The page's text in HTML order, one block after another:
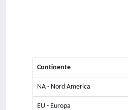
Continente
NA - Nord America
EU - Europa